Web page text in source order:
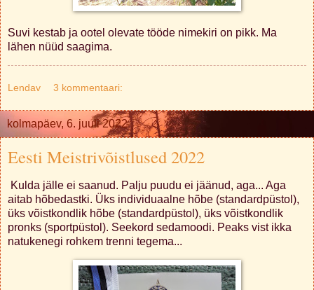
Suvi kestab ja ootel olevate tööde nimekiri on pikk. Ma
lähen nüüd saagima.
Lendav 3 kommentaari:
kolmapäev, 6. juuli 2022
Eesti Meistrivõistlused 2022
Kulda jälle ei saanud. Palju puudu ei jäänud, aga... Aga
aitab hõbedastki. Üks individuaalne hõbe (standardpüstol),
üks võistkondlik hõbe (standardpüstol), üks võistkondlik
pronks (sportpüstol). Seekord sedamoodi. Peaks vist ikka
natukenegi rohkem trenni tegema...